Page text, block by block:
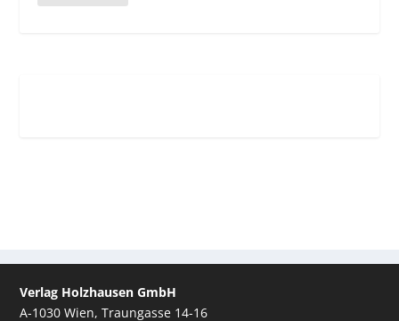
Verlag Holzhausen GmbH
A-1030 Wien, Traungasse 14-16